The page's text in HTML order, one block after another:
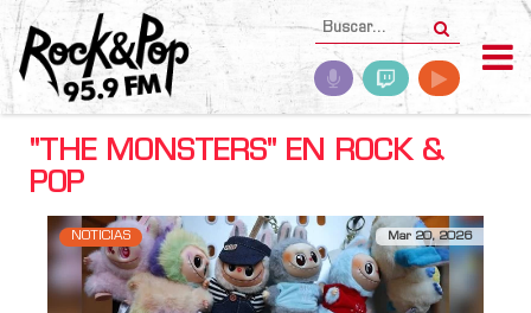
"THE MONSTERS" EN ROCK &
POP
NOTICIAS Mar 20, 2026